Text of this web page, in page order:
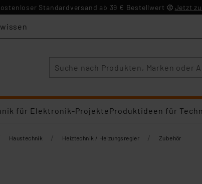
Standardversand ab 39 € Bestellwert Jetzt
für Elektronik-ProjekteProduktideen für
Haustechnik / Heiztechnik / Heizungsregler / Zubehör